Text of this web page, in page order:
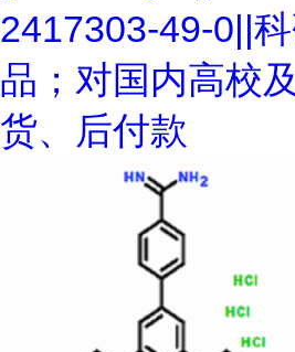
2417303-49-0||
品；对国内高校
货、后付款